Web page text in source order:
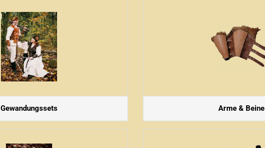
Gewandungssets Arme & Beine